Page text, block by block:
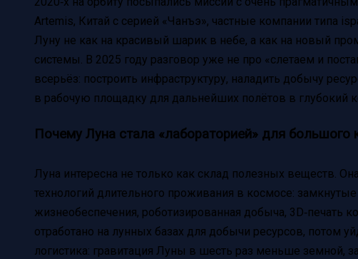
Artemis, Китай с серией «Чанъэ», частные компании типа
Луну не как на красивый шарик в небе, а как на новый
системы. В 2025 году разговор уже не про «слетаем и
всерьёз: построить инфраструктуру, наладить добычу
в рабочую площадку для дальнейших полётов в глубокий
Почему Луна стала «лабораторией» для большого
Луна интересна не только как склад полезных веществ.
технологий длительного проживания в космосе:
жизнеобеспечения, роботизированная добыча, 3D‑печать
отработано на лунных базах для добычи ресурсов, потом
логистика: гравитация Луны в шесть раз меньше земной,